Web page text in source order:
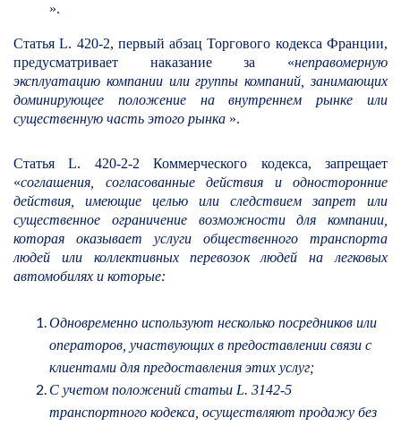
».
Статья L. 420-2, первый абзац Торгового кодекса Франции,
предусматривает наказание за «неправомерную
эксплуатацию компании или группы компаний, занимающих
доминирующее положение на внутреннем рынке или
существенную часть этого рынка ».
Статья L. 420-2-2 Коммерческого кодекса, запрещает
«соглашения, согласованные действия и односторонние
действия, имеющие целью или следствием запрет или
существенное ограничение возможности для компании,
которая оказывает услуги общественного транспорта
людей или коллективных перевозок людей на легковых
автомобилях и которые:
Одновременно используют несколько посредников или
операторов, участвующих в предоставлении связи с
клиентами для предоставления этих услуг;
С учетом положений статьи L. 3142-5
транспортного кодекса, осуществляют продажу без